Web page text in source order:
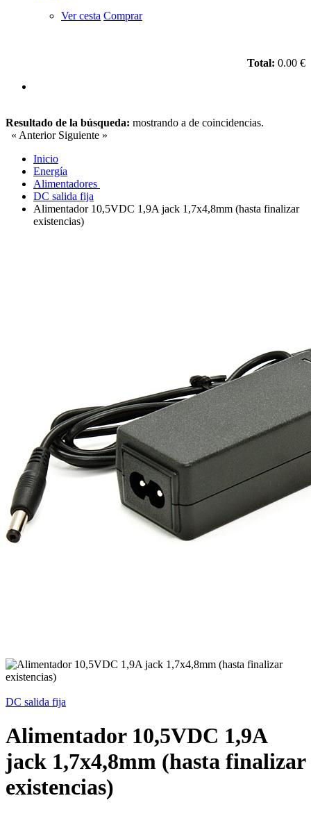
Ver cesta Comprar
Total: 0.00 €
Resultado de la búsqueda: mostrando a de coincidencias.
« Anterior Siguiente »
Inicio
Energía
Alimentadores
DC salida fija
Alimentador 10,5VDC 1,9A jack 1,7x4,8mm (hasta finalizar
existencias)
DC salida fija
Alimentador 10,5VDC 1,9A
jack 1,7x4,8mm (hasta finalizar
existencias)